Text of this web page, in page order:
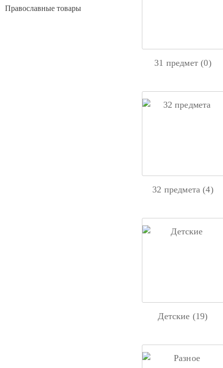
31 предмет (0)
32 предмета (4)
Детские (19)
Православные товары